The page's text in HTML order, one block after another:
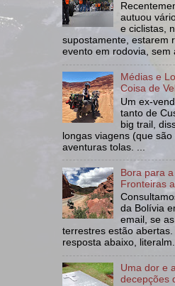
autuou
e ciclistas,
supostamente, estarem
evento em rodovia, sem
Médias e
Coisa de
Um ex-
tanto de
big trail,
longas viagens (que
aventuras tolas. ...
Bora para
Fronteiras
da Bolívia
email, se
terrestres estão
resposta abaixo,
Uma dor e
decepções